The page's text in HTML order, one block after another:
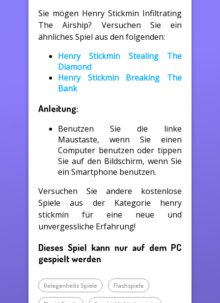
Sie mögen Henry Stickmin Infiltrating
The Airship? Versuchen Sie ein
ähnliches Spiel aus den folgenden:
Henry Stickmin Stealing The
Diamond
Henry Stickmin Breaking The
Bank
Anleitung:
Benutzen Sie die linke
Maustaste, wenn Sie einen
Computer benutzen oder tippen
Sie auf den Bildschirm, wenn Sie
ein Smartphone benutzen.
Versuchen Sie andere kostenlose
Spiele aus der Kategorie henry
stickmin für eine neue und
unvergessliche Erfahrung!
Dieses Spiel kann nur auf dem PC
gespielt werden
Gelegenheits Spiele Flashspiele